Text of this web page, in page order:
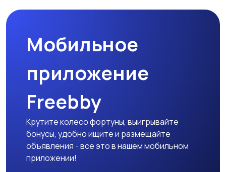
Мобильное
приложение
Freebby
Крутите колесо фортуны, выигрывайте
бонусы, удобно ищите и размещайте
объявления - все это в нашем мобильном
приложении!